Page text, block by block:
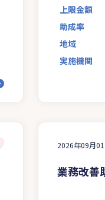
上限金額
助成率
地域
実施機関
2026年09月
業務改善